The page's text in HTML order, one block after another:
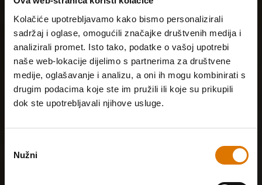
Kolačiće upotrebljavamo kako bismo personalizirali
sadržaj i oglase, omogućili značajke društvenih medija i
analizirali promet. Isto tako, podatke o vašoj upotrebi
naše web-lokacije dijelimo s partnerima za društvene
medije, oglašavanje i analizu, a oni ih mogu kombinirati s
drugim podacima koje ste im pružili ili koje su prikupili
dok ste upotrebljavali njihove usluge.
pristanka
Nužni